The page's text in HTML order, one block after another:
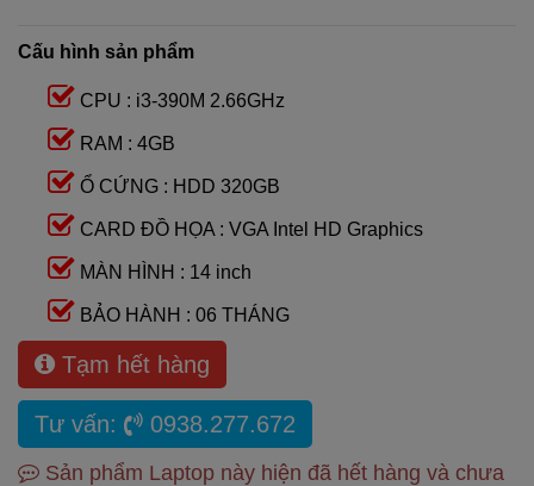
Cấu hình sản phẩm
CPU : i3-390M 2.66GHz
RAM : 4GB
Ổ CỨNG : HDD 320GB
CARD ĐỒ HỌA : VGA Intel HD Graphics
MÀN HÌNH : 14 inch
BẢO HÀNH : 06 THÁNG
Tạm hết hàng
Tư vấn: 0938.277.672
Sản phẩm Laptop này hiện đã hết hàng và chưa